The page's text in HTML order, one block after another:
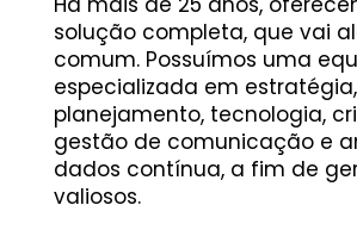
solução completa, que vai
comum. Possuímos uma
especializada em estratégia,
planejamento, tecnologia,
gestão de comunicação e
dados contínua, a fim de
valiosos.​